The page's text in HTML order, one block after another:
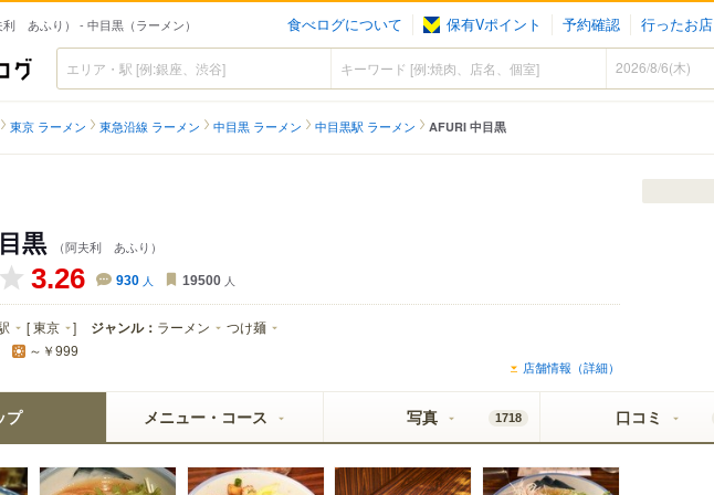
あふり） - 中目黒（ラーメン） 食べログについて 保有Vポイント 予約確認 行ったお店
食べログ
東京 ラーメン 東急沿線 ラーメン 中目黒 ラーメン 中目黒駅 ラーメン AFURI 中目黒
黒 （阿夫利 あふり）
3.26 930 人 19500 人
[東京 ] ジャンル： ラーメン つけ麺
～￥999
店舗情報（詳細）
プ メニュー・コース 写真 1718 口コミ